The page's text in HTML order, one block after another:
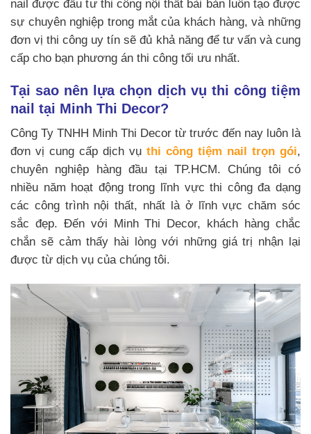
nail được đầu tư thi công nội thất bài bản luôn tạo được
sự chuyên nghiệp trong mắt của khách hàng, và những
đơn vị thi công uy tín sẽ đủ khả năng để tư vấn và cung
cấp cho bạn phương án thi công tối ưu nhất.
Tại sao nên lựa chọn dịch vụ thi công tiệm
nail tại Minh Thi Decor?
Công Ty TNHH Minh Thi Decor từ trước đến nay luôn là
đơn vị cung cấp dịch vụ thi công tiệm nail trọn gói,
chuyên nghiệp hàng đầu tại TP.HCM. Chúng tôi có
nhiều năm hoạt động trong lĩnh vực thi công đa dạng
các công trình nội thất, nhất là ở lĩnh vực chăm sóc
sắc đẹp. Đến với Minh Thi Decor, khách hàng chắc
chắn sẽ cảm thấy hài lòng với những giá trị nhận lại
được từ dịch vụ của chúng tôi.